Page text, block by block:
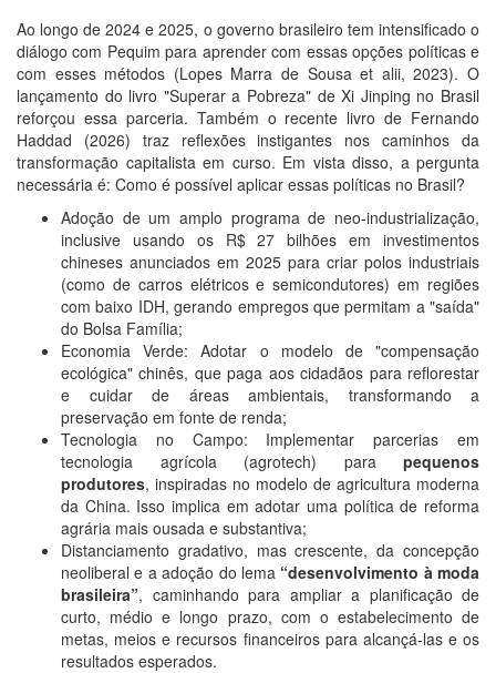
Ao longo de 2024 e 2025, o governo brasileiro tem intensificado o
diálogo com Pequim para aprender com essas opções políticas e
com esses métodos (Lopes Marra de Sousa et alii, 2023). O
lançamento do livro "Superar a Pobreza" de Xi Jinping no Brasil
reforçou essa parceria. Também o recente livro de Fernando
Haddad (2026) traz reflexões instigantes nos caminhos da
transformação capitalista em curso. Em vista disso, a pergunta
necessária é: Como é possível aplicar essas políticas no Brasil?
Adoção de um amplo programa de neo-industrialização,
inclusive usando os R$ 27 bilhões em investimentos
chineses anunciados em 2025 para criar polos industriais
(como de carros elétricos e semicondutores) em regiões
com baixo IDH, gerando empregos que permitam a "saída"
do Bolsa Família;
Economia Verde: Adotar o modelo de "compensação
ecológica" chinês, que paga aos cidadãos para reflorestar
e cuidar de áreas ambientais, transformando a
preservação em fonte de renda;
Tecnologia no Campo: Implementar parcerias em
tecnologia agrícola (agrotech) para pequenos
produtores, inspiradas no modelo de agricultura moderna
da China. Isso implica em adotar uma política de reforma
agrária mais ousada e substantiva;
Distanciamento gradativo, mas crescente, da concepção
neoliberal e a adoção do lema “desenvolvimento à moda
brasileira”, caminhando para ampliar a planificação de
curto, médio e longo prazo, com o estabelecimento de
metas, meios e recursos financeiros para alcançá-las e os
resultados esperados.